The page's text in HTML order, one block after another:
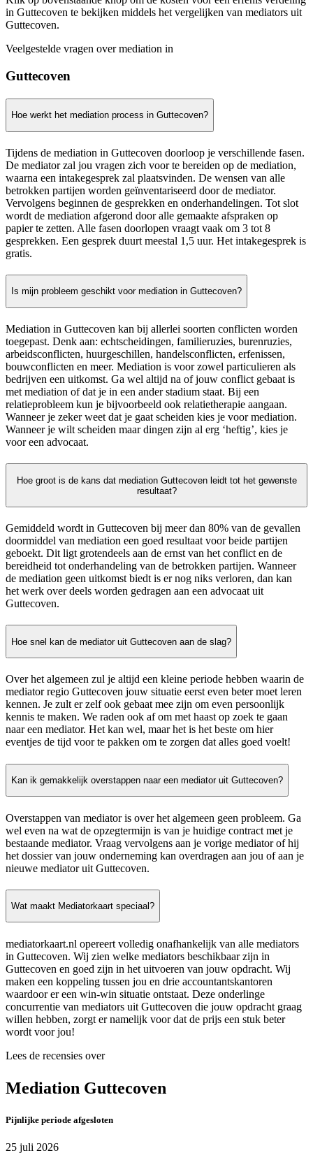
in Guttecoven te bekijken middels het vergelijken van mediators uit
Guttecoven.
Veelgestelde vragen over mediation in
Guttecoven
Hoe werkt het mediation process in Guttecoven?
Tijdens de mediation in Guttecoven doorloop je verschillende fasen.
De mediator zal jou vragen zich voor te bereiden op de mediation,
waarna een intakegesprek zal plaatsvinden. De wensen van alle
betrokken partijen worden geïnventariseerd door de mediator.
Vervolgens beginnen de gesprekken en onderhandelingen. Tot slot
wordt de mediation afgerond door alle gemaakte afspraken op
papier te zetten. Alle fasen doorlopen vraagt vaak om 3 tot 8
gesprekken. Een gesprek duurt meestal 1,5 uur. Het intakegesprek is
gratis.
Is mijn probleem geschikt voor mediation in Guttecoven?
Mediation in Guttecoven kan bij allerlei soorten conflicten worden
toegepast. Denk aan: echtscheidingen, familieruzies, burenruzies,
arbeidsconflicten, huurgeschillen, handelsconflicten, erfenissen,
bouwconflicten en meer. Mediation is voor zowel particulieren als
bedrijven een uitkomst. Ga wel altijd na of jouw conflict gebaat is
met mediation of dat je in een ander stadium staat. Bij een
relatieprobleem kun je bijvoorbeeld ook relatietherapie aangaan.
Wanneer je zeker weet dat je gaat scheiden kies je voor mediation.
Wanneer je wilt scheiden maar dingen zijn al erg ‘heftig’, kies je
voor een advocaat.
Hoe groot is de kans dat mediation Guttecoven leidt tot het gewenste
resultaat?
Gemiddeld wordt in Guttecoven bij meer dan 80% van de gevallen
doormiddel van mediation een goed resultaat voor beide partijen
geboekt. Dit ligt grotendeels aan de ernst van het conflict en de
bereidheid tot onderhandeling van de betrokken partijen. Wanneer
de mediation geen uitkomst biedt is er nog niks verloren, dan kan
het werk over deels worden gedragen aan een advocaat uit
Guttecoven.
Hoe snel kan de mediator uit Guttecoven aan de slag?
Over het algemeen zul je altijd een kleine periode hebben waarin de
mediator regio Guttecoven jouw situatie eerst even beter moet leren
kennen. Je zult er zelf ook gebaat mee zijn om even persoonlijk
kennis te maken. We raden ook af om met haast op zoek te gaan
naar een mediator. Het kan wel, maar het is het beste om hier
eventjes de tijd voor te pakken om te zorgen dat alles goed voelt!
Kan ik gemakkelijk overstappen naar een mediator uit Guttecoven?
Overstappen van mediator is over het algemeen geen probleem. Ga
wel even na wat de opzegtermijn is van je huidige contract met je
bestaande mediator. Vraag vervolgens aan je vorige mediator of hij
het dossier van jouw onderneming kan overdragen aan jou of aan je
nieuwe mediator uit Guttecoven.
Wat maakt Mediatorkaart speciaal?
mediatorkaart.nl opereert volledig onafhankelijk van alle mediators
in Guttecoven. Wij zien welke mediators beschikbaar zijn in
Guttecoven en goed zijn in het uitvoeren van jouw opdracht. Wij
maken een koppeling tussen jou en drie accountantskantoren
waardoor er een win-win situatie ontstaat. Deze onderlinge
concurrentie van mediators uit Guttecoven die jouw opdracht graag
willen hebben, zorgt er namelijk voor dat de prijs een stuk beter
wordt voor jou!
Lees de recensies over
Mediation Guttecoven
Pijnlijke periode afgesloten
25 juli 2026